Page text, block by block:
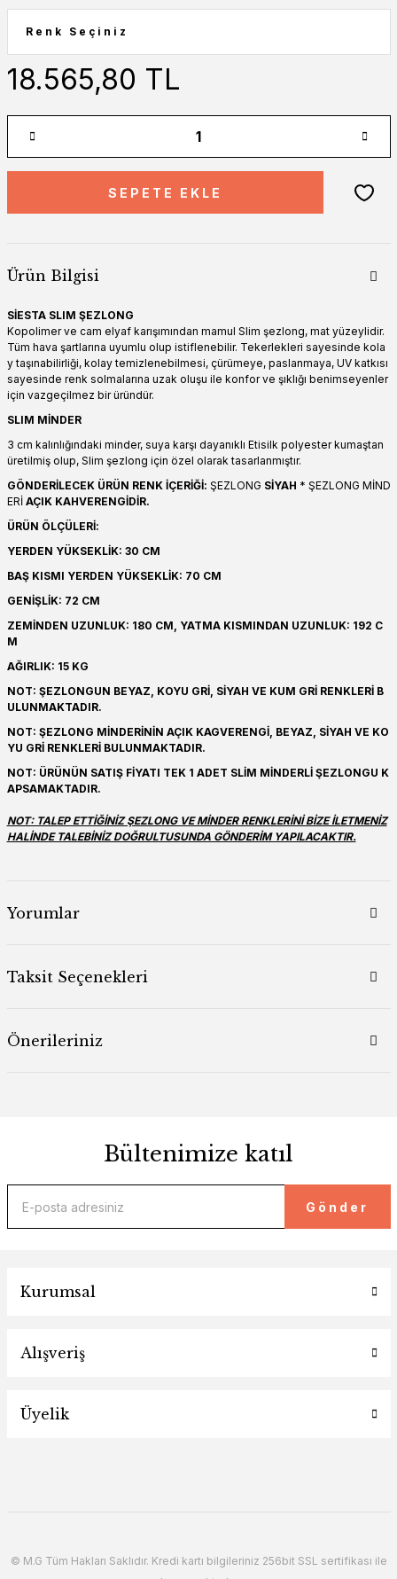
18.565,80 TL
SEPETE EKLE
Ürün Bilgisi
SİESTA SLIM ŞEZLONG
Kopolimer ve cam elyaf karışımından mamul Slim şezlong, mat yüzeylidir.
Tüm hava şartlarına uyumlu olup istiflenebilir. Tekerlekleri sayesinde kola
y taşınabilirliği, kolay temizlenebilmesi, çürümeye, paslanmaya, UV katkısı
sayesinde renk solmalarına uzak oluşu ile konfor ve şıklığı benimseyenler
için vazgeçilmez bir üründür.
SLIM MİNDER
3 cm kalınlığındaki minder, suya karşı dayanıklı Etisilk polyester kumaştan
üretilmiş olup, Slim şezlong için özel olarak tasarlanmıştır.
GÖNDERİLECEK ÜRÜN RENK İÇERİĞİ: ŞEZLONG SİYAH * ŞEZLONG MİND
ERİ AÇIK KAHVERENGİDİR.
ÜRÜN ÖLÇÜLERİ:
YERDEN YÜKSEKLİK: 30 CM
BAŞ KISMI YERDEN YÜKSEKLİK: 70 CM
GENİŞLİK: 72 CM
ZEMİNDEN UZUNLUK: 180 CM, YATMA KISMINDAN UZUNLUK: 192 C
M
AĞIRLIK: 15 KG
NOT: ŞEZLONGUN BEYAZ, KOYU GRİ, SİYAH VE KUM GRİ RENKLERİ B
ULUNMAKTADIR.
NOT: ŞEZLONG MİNDERİNİN AÇIK KAGVERENGİ, BEYAZ, SİYAH VE KO
YU GRİ RENKLERİ BULUNMAKTADIR.
NOT: ÜRÜNÜN SATIŞ FİYATI TEK 1 ADET SLİM MİNDERLİ ŞEZLONGU K
APSAMAKTADIR.
NOT: TALEP ETTİĞİNİZ ŞEZLONG VE MİNDER RENKLERİNİ BİZE İLETMENİZ
HALİNDE TALEBİNİZ DOĞRULTUSUNDA GÖNDERİM YAPILACAKTIR.
Yorumlar
Taksit Seçenekleri
Önerileriniz
Bültenimize katıl
Gönder
Kurumsal
Alışveriş
Üyelik
© M.G Tüm Hakları Saklıdır. Kredi kartı bilgileriniz 256bit SSL sertifikası ile